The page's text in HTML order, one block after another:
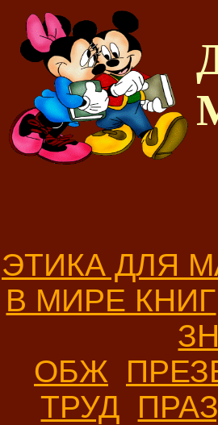
ЭТИКА ДЛЯ
В МИРЕ КНИГ
ОБЖ
ТРУД